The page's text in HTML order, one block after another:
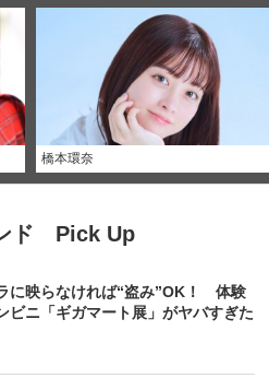
橋本環奈
ド Pick Up
に映らなければ“盗み”OK！ 体験
ビニ「ギガマート展」がヤバすぎた